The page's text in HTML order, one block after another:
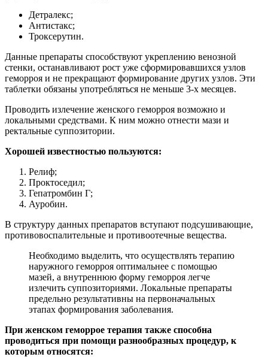
Детралекс;
Антистакс;
Троксерутин.
Данные препараты способствуют укреплению венозной
стенки, останавливают рост уже сформировавшихся узлов
геморроя и не прекращают формирование других узлов. Эти
таблетки обязаны употребляться не меньше 3-х месяцев.
Проводить излечение женского геморроя возможно и
локальными средствами. К ним можно отнести мази и
ректальные суппозитории.
Хорошей известностью пользуются:
Релиф;
Проктоседил;
Гепатромбин Г;
Ауробин.
В структуру данных препаратов вступают подсушивающие,
противовоспалительные и противоотечные вещества.
Необходимо выделить, что осуществлять терапию
наружного геморроя оптимальнее с помощью
мазей, а внутреннюю форму геморроя легче
излечить суппозиториями. Локальные препараты
предельно результативны на первоначальных
этапах формирования заболевания.
При женском геморрое терапия также способна
проводиться при помощи разнообразных процедур, к
которым относятся: